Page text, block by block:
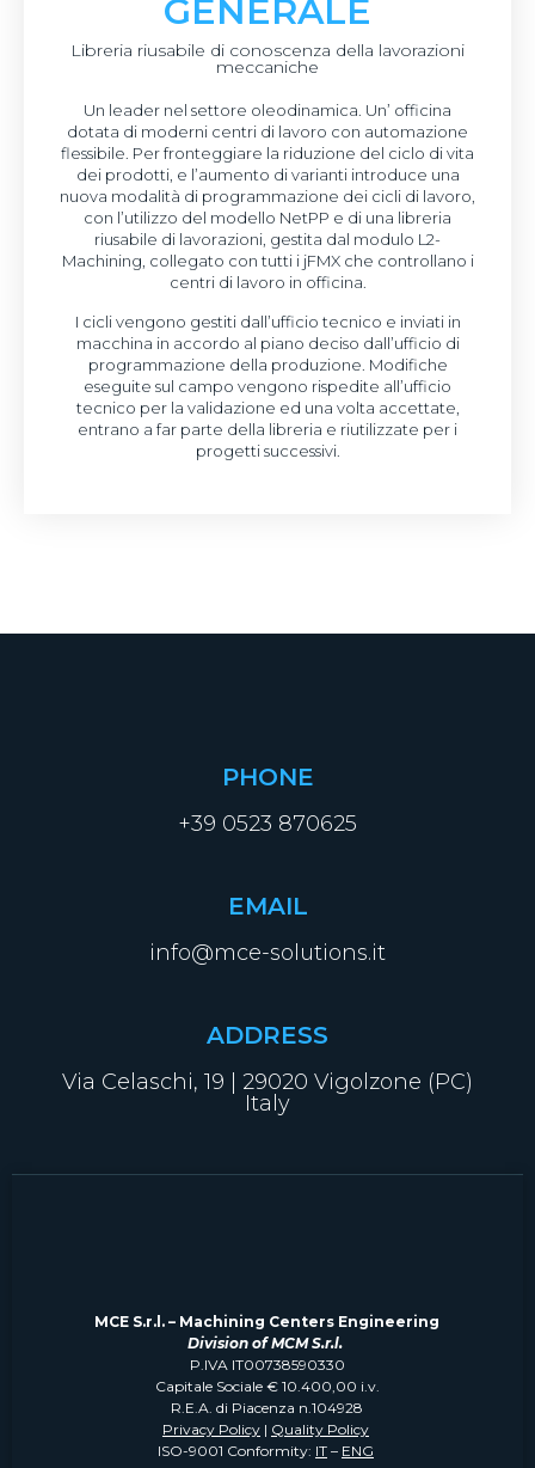
GENERALE
Libreria riusabile di conoscenza della lavorazioni
meccaniche
Un leader nel settore oleodinamica. Un’ officina
dotata di moderni centri di lavoro con automazione
flessibile. Per fronteggiare la riduzione del ciclo di vita
dei prodotti, e l’aumento di varianti introduce una
nuova modalità di programmazione dei cicli di lavoro,
con l’utilizzo del modello NetPP e di una libreria
riusabile di lavorazioni, gestita dal modulo L2-
Machining, collegato con tutti i jFMX che controllano i
centri di lavoro in officina.
I cicli vengono gestiti dall’ufficio tecnico e inviati in
macchina in accordo al piano deciso dall’ufficio di
programmazione della produzione. Modifiche
eseguite sul campo vengono rispedite all’ufficio
tecnico per la validazione ed una volta accettate,
entrano a far parte della libreria e riutilizzate per i
progetti successivi.
PHONE
+39 0523 870625
EMAIL
info@mce-solutions.it
ADDRESS
Via Celaschi, 19 | 29020 Vigolzone (PC)
Italy
MCE S.r.l. – Machining Centers Engineering
Division of MCM S.r.l.
P.IVA IT00738590330
Capitale Sociale € 10.400,00 i.v.
R.E.A. di Piacenza n.104928
Privacy Policy| Quality Policy
ISO-9001 Conformity: IT– ENG